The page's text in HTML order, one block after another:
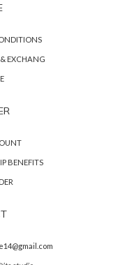
EXCHANG
BENEFITS